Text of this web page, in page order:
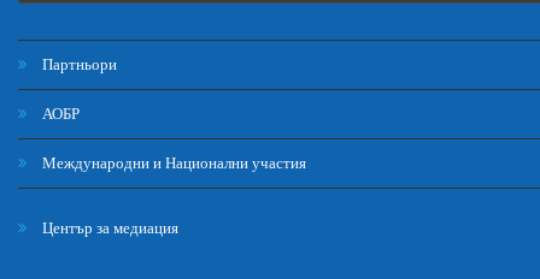
Партньори
АОБР
Международни и Национални участия
Център за медиация